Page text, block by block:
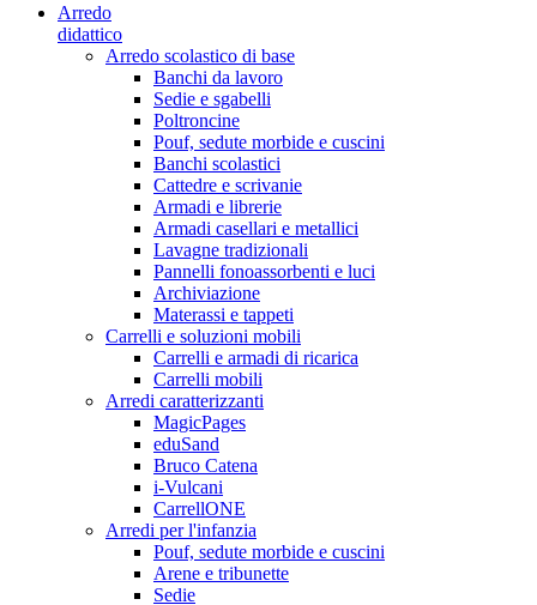
Arredo
didattico
Arredo scolastico di base
Banchi da lavoro
Sedie e sgabelli
Poltroncine
Pouf, sedute morbide e cuscini
Banchi scolastici
Cattedre e scrivanie
Armadi e librerie
Armadi casellari e metallici
Lavagne tradizionali
Pannelli fonoassorbenti e luci
Archiviazione
Materassi e tappeti
Carrelli e soluzioni mobili
Carrelli e armadi di ricarica
Carrelli mobili
Arredi caratterizzanti
MagicPages
eduSand
Bruco Catena
i-Vulcani
CarrellONE
Arredi per l'infanzia
Pouf, sedute morbide e cuscini
Arene e tribunette
Sedie